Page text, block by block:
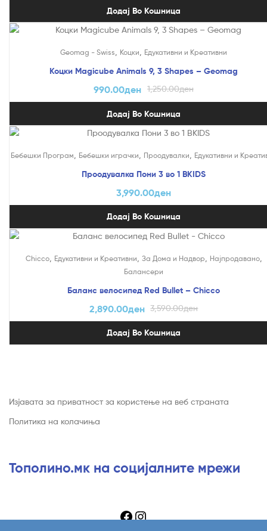
Додај Во Кошница
Geomag - Swiss Коцки Едукативни и Креативни
Коцки Magicube Animals 9, 3 Shapes – Geomag
1,250.00ден
990.00ден
Додај Во Кошница
Бебешки Програм Бебешки играчки Проодувалки Едукативни и
Проодувалка Пони 3 во 1 BKIDS
3,990.00ден
Додај Во Кошница
Chicco, Едукативни и Креативни За Дома и Надвор Најпродавано,
Балансери
Баланс велосипед Red Bullet – Chicco
3,590.00ден
2,890.00ден
Додај Во Кошница
Изјавата за приватност за користење на веб страната
Политика на колачиња
Тополино.мк на социјалните мрежи